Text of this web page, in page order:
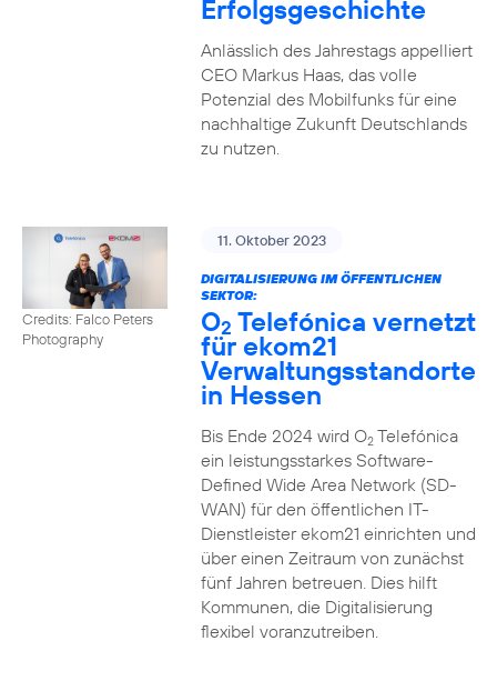
Erfolgsgeschichte
Anlässlich des Jahrestags appelliert
CEO Markus Haas, das volle
Potenzial des Mobilfunks für eine
nachhaltige Zukunft Deutschlands
zu nutzen.
Credits: Falco Peters
Photography
11. Oktober 2023
DIGITALISIERUNG IM ÖFFENTLICHEN
SEKTOR:
O2 Telefónica vernetzt
für ekom21
Verwaltungsstandorte
in Hessen
Bis Ende 2024 wird O2Telefónica
ein leistungsstarkes Software-
Defined Wide Area Network (SD-
WAN) für den öffentlichen IT-
Dienstleister ekom21 einrichten und
über einen Zeitraum von zunächst
fünf Jahren betreuen. Dies hilft
Kommunen, die Digitalisierung
flexibel voranzutreiben.